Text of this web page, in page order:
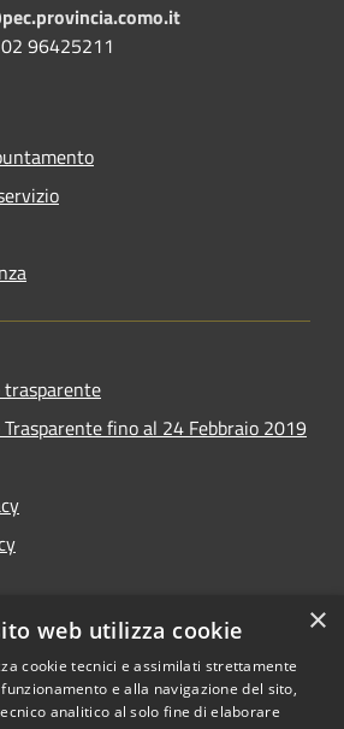
96425211
fino al 24 Febbraio 2019
×
web utilizza cookie
cookie tecnici e assimilati strettamente
e alla navigazione del sito,
analitico al solo fine di elaborare